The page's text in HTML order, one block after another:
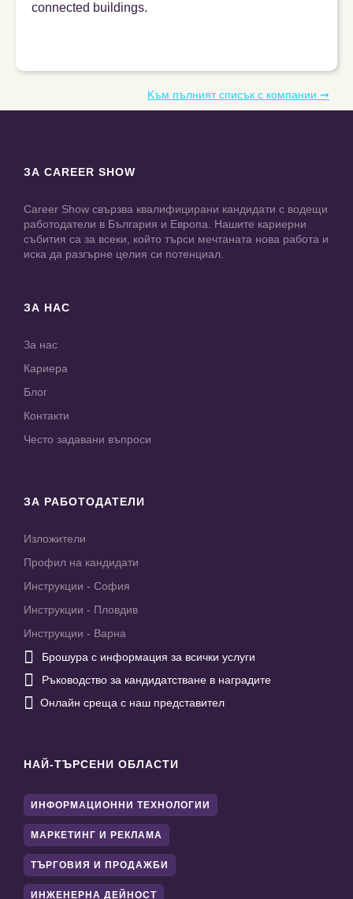
connected buildings.
Kъм пълният списък с компании ➞
ЗА CAREER SHOW
Career Show свързва квалифицирани кандидати с водещи
работодатели в България и Европа. Нашите кариерни
събития са за всеки, който търси мечтаната нова работа и
иска да разгърне целия си потенциал.
ЗА НАС
За нас
Кариера
Блог
Контакти
Често задавани въпроси
ЗА РАБОТОДАТЕЛИ
Изложители
Профил на кандидати
Инструкции - София
Инструкции - Пловдив
Инструкции - Варна
 Брошура с информация за всички услуги
 Ръководство за кандидатстване в наградите
 Онлайн среща с наш представител
НАЙ-ТЪРСЕНИ ОБЛАСТИ
ИНФОРМАЦИОННИ ТЕХНОЛОГИИ
МАРКЕТИНГ И РЕКЛАМА
ТЪРГОВИЯ И ПРОДАЖБИ
ИНЖЕНЕРНА ДЕЙНОСТ